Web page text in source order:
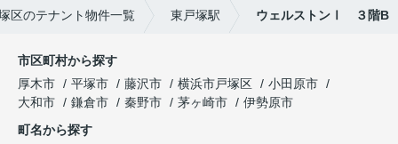
区のテナント物件一覧 東戸塚駅 ウェルストンⅠ ３階B
市区町村から探す
厚木市
平塚市 藤沢市 横浜市戸塚区
小田原市
大和市
鎌倉市 秦野市 茅ヶ崎市
伊勢原市
町名から探す